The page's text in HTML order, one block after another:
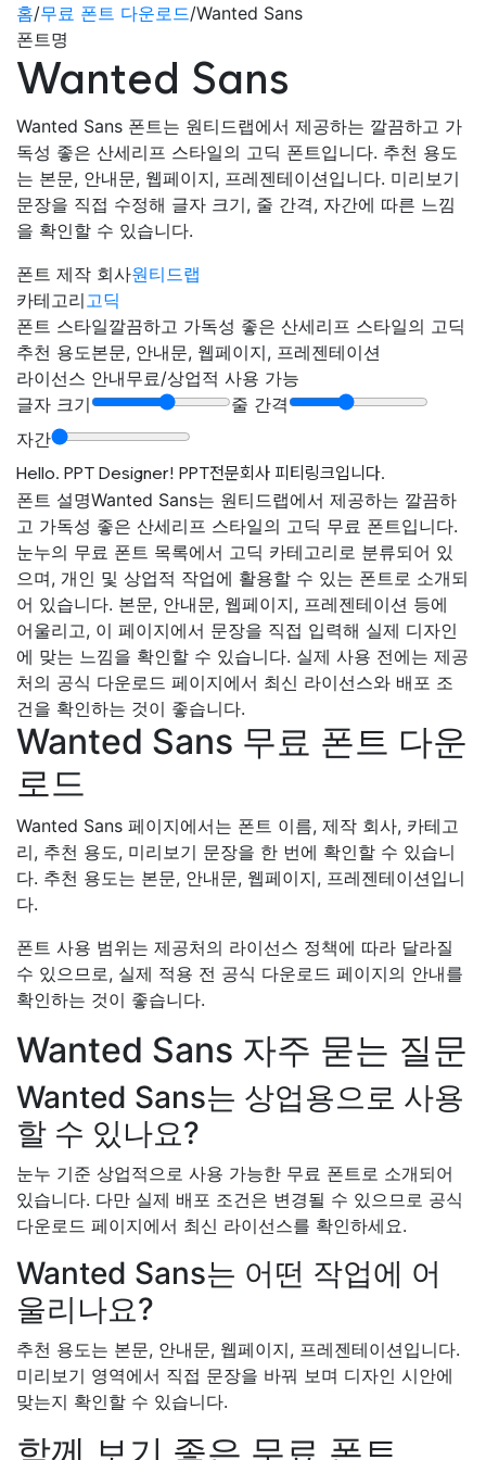
홈/무료 폰트 다운로드/Wanted Sans
폰트명
Wanted Sans
Wanted Sans 폰트는 원티드랩에서 제공하는 깔끔하고 가
독성 좋은 산세리프 스타일의 고딕 폰트입니다. 추천 용도
는 본문, 안내문, 웹페이지, 프레젠테이션입니다. 미리보기
문장을 직접 수정해 글자 크기, 줄 간격, 자간에 따른 느낌
을 확인할 수 있습니다.
폰트 제작 회사원티드랩
카테고리고딕
폰트 스타일깔끔하고 가독성 좋은 산세리프 스타일의 고딕
추천 용도본문, 안내문, 웹페이지, 프레젠테이션
라이선스 안내무료/상업적 사용 가능
글자 크기
줄 간격
자간
Hello. PPT Designer! PPT전문회사 피티링크입니다.
폰트 설명Wanted Sans는 원티드랩에서 제공하는 깔끔하
고 가독성 좋은 산세리프 스타일의 고딕 무료 폰트입니다.
눈누의 무료 폰트 목록에서 고딕 카테고리로 분류되어 있
으며, 개인 및 상업적 작업에 활용할 수 있는 폰트로 소개되
어 있습니다. 본문, 안내문, 웹페이지, 프레젠테이션 등에
어울리고, 이 페이지에서 문장을 직접 입력해 실제 디자인
에 맞는 느낌을 확인할 수 있습니다. 실제 사용 전에는 제공
처의 공식 다운로드 페이지에서 최신 라이선스와 배포 조
건을 확인하는 것이 좋습니다.
Wanted Sans 무료 폰트 다운
로드
Wanted Sans 페이지에서는 폰트 이름, 제작 회사, 카테고
리, 추천 용도, 미리보기 문장을 한 번에 확인할 수 있습니
다. 추천 용도는 본문, 안내문, 웹페이지, 프레젠테이션입니
다.
폰트 사용 범위는 제공처의 라이선스 정책에 따라 달라질
수 있으므로, 실제 적용 전 공식 다운로드 페이지의 안내를
확인하는 것이 좋습니다.
Wanted Sans 자주 묻는 질문
Wanted Sans는 상업용으로 사용
할 수 있나요?
눈누 기준 상업적으로 사용 가능한 무료 폰트로 소개되어
있습니다. 다만 실제 배포 조건은 변경될 수 있으므로 공식
다운로드 페이지에서 최신 라이선스를 확인하세요.
Wanted Sans는 어떤 작업에 어
울리나요?
추천 용도는 본문, 안내문, 웹페이지, 프레젠테이션입니다.
미리보기 영역에서 직접 문장을 바꿔 보며 디자인 시안에
맞는지 확인할 수 있습니다.